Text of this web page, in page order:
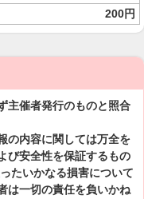
200円
主催者発行のものと照合
の内容に関しては万全を
び安全性を保証するもの
たいかなる損害について
は一切の責任を負いかね